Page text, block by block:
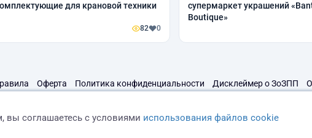
для крановой техники
82 0
супермаркет украшений
Boutique»
Оферта Политика конфиденциальности Дисклеймер о ЗоЗПП
вы соглашаетесь с условиями использования файлов cookie